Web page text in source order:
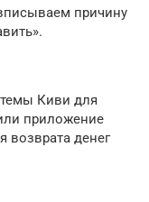
причину
Киви для
приложение
возврата денег